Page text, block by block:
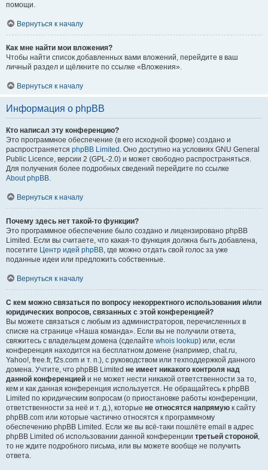
помощи.
Вернуться к началу
Как мне найти мои вложения?
Чтобы найти список добавленных вами вложений, перейдите в ваш
личный раздел и щёлкните по ссылке «Вложения».
Вернуться к началу
Информация о phpBB
Кто написал эту конференцию?
Это программное обеспечение (в его исходной форме) создано и
распространяется phpBB Limited . Оно доступно на условиях GNU General
Public Licence, версии 2 (GPL-2.0) и может свободно распространяться.
Для получения более подробных сведений перейдите по ссылке
About phpBB.
Вернуться к началу
Почему здесь нет такой-то функции?
Это программное обеспечение было создано и лицензировано phpBB
Limited. Если вы считаете, что какая-то функция должна быть добавлена,
посетите Центр идей phpBB, где можно отдать свой голос за уже
поданные идеи или предложить собственные.
Вернуться к началу
С кем можно связаться по вопросу некорректного использования и/или
юридических вопросов, связанных с этой конференцией?
Вы можете связаться с любым из администраторов, перечисленных в
списке на странице «Наша команда». Если вы не получили ответа,
свяжитесь с владельцем домена (сделайте whois lookup) или, если
конференция находится на бесплатном домене (например, chat.ru,
Yahoo!, free.fr, f2s.com и т. п.), с руководством или техподдержкой данного
домена. Учтите, что phpBB Limited не имеет никакого контроля над
данной конференцией и не может нести никакой ответственности за то,
кем и как данная конференция используется. Не обращайтесь к phpBB
Limited по юридическим вопросам (о приостановке работы конференции,
ответственности за неё и т. д.), которые не относятся напрямую к сайту
phpBB.com или которые частично относятся к программному
обеспечению phpBB Limited. Если же вы всё-таки пошлёте email в адрес
phpBB Limited об использовании данной конференции третьей стороной,
то не ждите подробного письма, или вы можете вообще не получить
ответа.